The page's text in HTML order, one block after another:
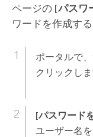
ページの [パスワ
ワードを作成す
ポータルで
クリックしま
[パスワード
ユーザー名を